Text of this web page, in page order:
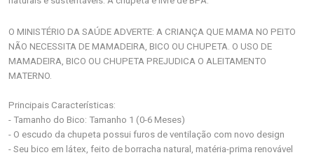
O MINISTÉRIO DA SAÚDE ADVERTE: A CRIANÇA QUE MAMA NO PEITO
NÃO NECESSITA DE MAMADEIRA, BICO OU CHUPETA. O USO DE
MAMADEIRA, BICO OU CHUPETA PREJUDICA O ALEITAMENTO
MATERNO.
Principais Características:
- Tamanho do Bico: Tamanho 1 (0-6 Meses)
- O escudo da chupeta possui furos de ventilação com novo design
- Seu bico em látex, feito de borracha natural, matéria-prima renovável